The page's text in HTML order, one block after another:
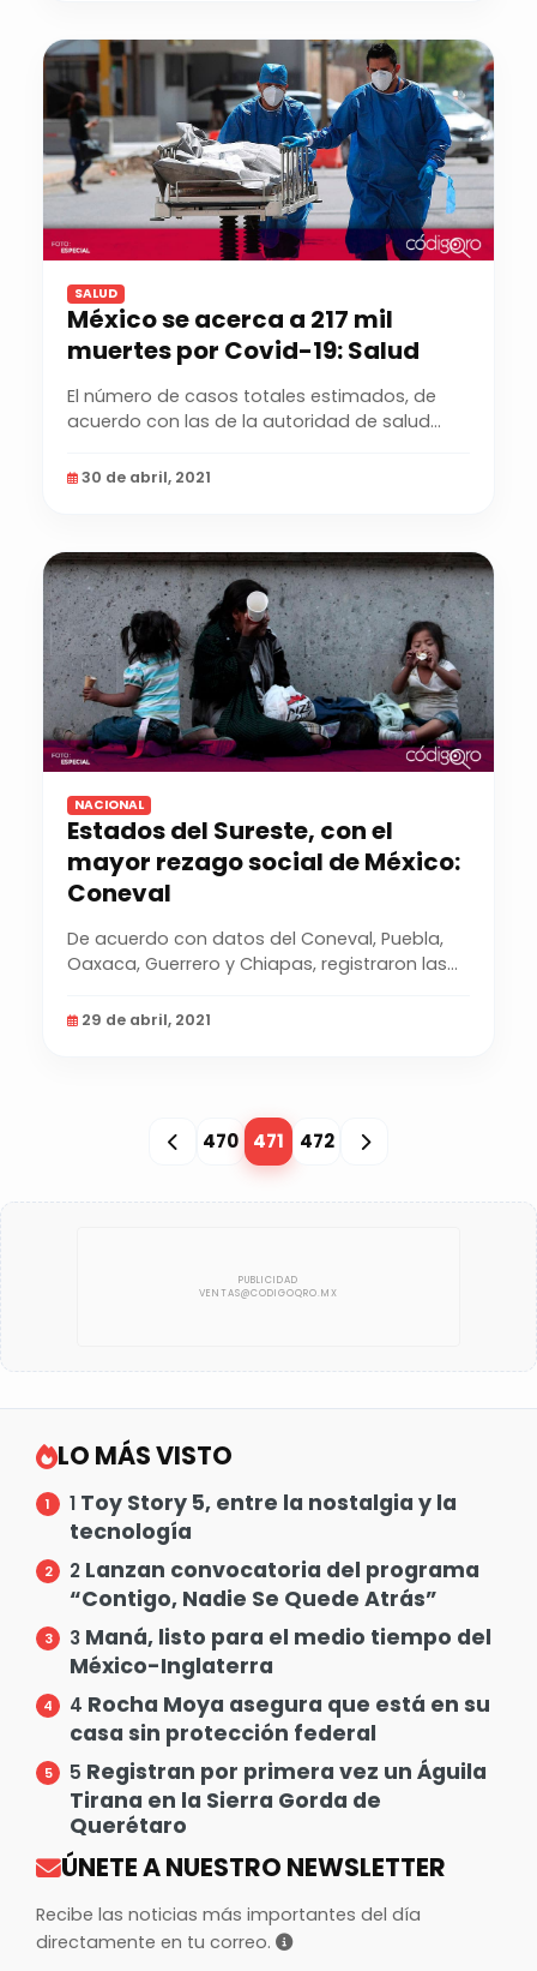
SALUD
México se acerca a 217 mil
muertes por Covid-19: Salud
El número de casos totales estimados, de
acuerdo con las de la autoridad de salud
30 de abril, 2021
NACIONAL
Estados del Sureste, con el
mayor rezago social de México:
Coneval
De acuerdo con datos del Coneval, Puebla,
Oaxaca, Guerrero y Chiapas, registraron las
29 de abril, 2021
470 471 472
LO MÁS VISTO
1 Toy Story 5, entre la nostalgia y la
tecnología
2 Lanzan convocatoria del programa
“Contigo, Nadie Se Quede Atrás”
3 Maná, listo para el medio tiempo del
México-Inglaterra
4 Rocha Moya asegura que está en su
casa sin protección federal
5 Registran por primera vez un Águila
Tirana en la Sierra Gorda de
Querétaro
ÚNETE A NUESTRO NEWSLETTER
Recibe las noticias más importantes del día
directamente en tu correo.